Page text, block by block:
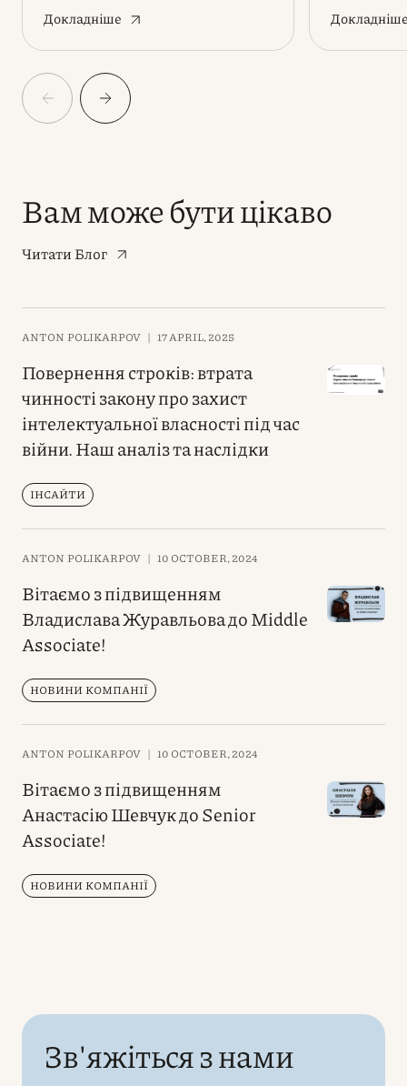
Докладніше Докладніше
Вам може бути цікаво
Читати Блог
ANTON POLIKARPOV | 17 APRIL, 2025
Повернення строків: втрата
чинності закону про захист
інтелектуальної власності під час
війни. Наш аналіз та наслідки
ІНСАЙТИ
ANTON POLIKARPOV | 10 OCTOBER, 2024
Вітаємо з підвищенням
Владислава Журавльова до Middle
Associate!
НОВИНИ КОМПАНІЇ
ANTON POLIKARPOV | 10 OCTOBER, 2024
Вітаємо з підвищенням
Анастасію Шевчук до Senior
Associate!
НОВИНИ КОМПАНІЇ
Зв'яжіться з нами